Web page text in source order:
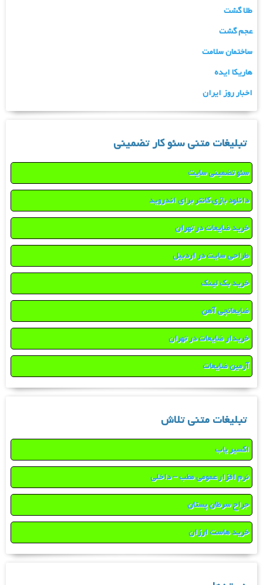
طلا گشت
عجم گشت
ساختمان سلامت
هاریکا ایده
اخبار روز ایران
تبلیغات متنی سئو کار تضمینی
سئو تضمینی سایت
دانلود بازی کانتر برای اندروید
خرید ضایعات در تهران
طراحی سایت در اردبیل
خرید بک لینک
ضایعاتچی آهن
خریدار ضایعات در تهران
آرمین ضایعات
تبلیغات متنی تلاش
اکسیر یاب
نرم افزار عمومی مطب – داخلی
جراح سرطان پستان
خرید هاست ارزان